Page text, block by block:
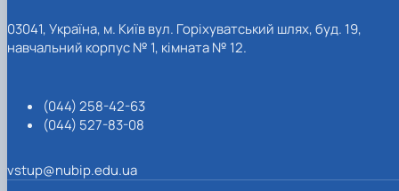
03041, Україна, м. Київ вул. Горіхуватський шлях, буд. 19,
навчальний корпус № 1, кімната № 12.
(044) 258-42-63
(044) 527-83-08
vstup@nubip.edu.ua